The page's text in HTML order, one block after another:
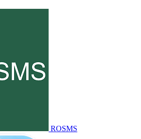
ROSMS